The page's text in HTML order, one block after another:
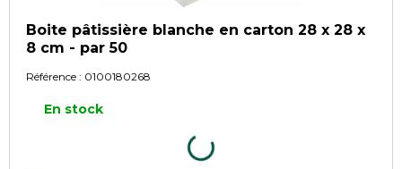
Boite pâtissière blanche en carton 28 x 28 x
8 cm - par 50
Référence : 0100180268
En stock